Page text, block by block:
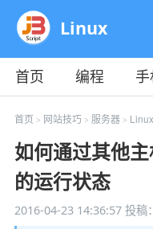
Linux
首页 编程
教程
平面 服
首页 > 网站技巧 > 服务器> Linux
如何通过其他
的运行状态
2016-04-23 14:36:57投稿